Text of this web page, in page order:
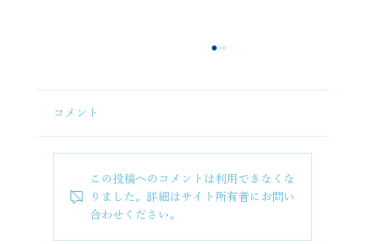
コメント
この投稿へのコメントは利用できなくな
りました。詳細はサイト所有者にお問い
合わせください。